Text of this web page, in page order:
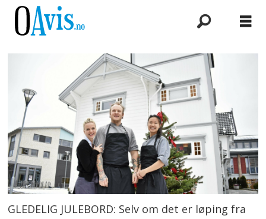
GLEDELIG JULEBORD: Selv om det er løping fra